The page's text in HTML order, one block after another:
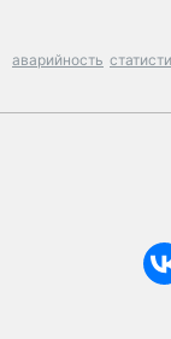
аварийность